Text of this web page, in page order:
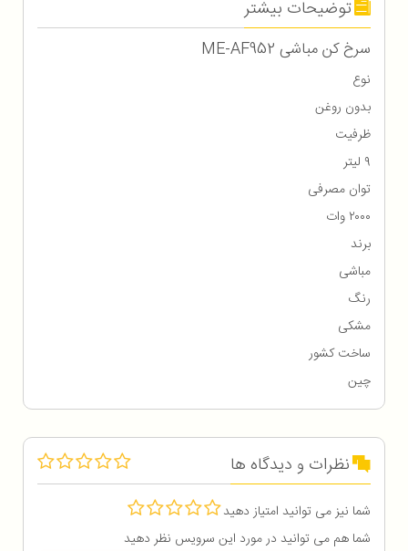
توضیحات بیشتر
سرخ کن مباشی ME-AF952
نوع
بدون روغن
ظرفیت
۹ لیتر
توان مصرفی
۲۰۰۰ وات
برند
مباشی
رنگ
مشکی
ساخت کشور
چین
نظرات و دیدگاه ها
شما نیز می توانید امتیاز دهید
شما هم می توانید در مورد این سرویس نظر دهید